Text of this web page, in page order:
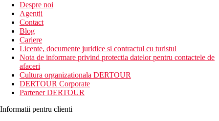
newsletter!
Despre noi
Agentii
Contact
Blog
Cariere
Licente, documente juridice si contractul cu turistul
Nota de informare privind protectia datelor pentru contactele de
afaceri
Cultura organizationala DERTOUR
DERTOUR Corporate
Partener DERTOUR
Informatii pentru clienti